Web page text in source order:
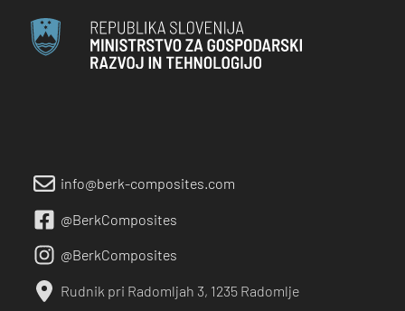
info@berk-composites.com
@BerkComposites
@BerkComposites
Rudnik pri Radomljah 3, 1235 Radomlje